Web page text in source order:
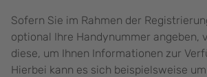
Sofern Sie im Rahmen der
optional Ihre Handynummer angeben,
diese, um Ihnen Informationen zur
Hierbei kann es sich beispielsweise